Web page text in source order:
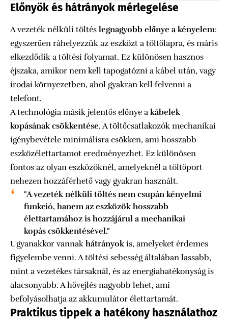
Előnyök és hátrányok mérlegelése
A vezeték nélküli töltés legnagyobb előnye a kényelem:
egyszerűen ráhelyezzük az eszközt a töltőlapra, és máris
elkezdődik a töltési folyamat. Ez különösen hasznos
éjszaka, amikor nem kell tapogatózni a kábel után, vagy
irodai környezetben, ahol gyakran kell felvenni a
telefont.
A technológia másik jelentős előnye a kábelek
kopásának csökkentése. A töltőcsatlakozók mechanikai
igénybevétele minimálisra csökken, ami hosszabb
eszközélettartamot eredményezhet. Ez különösen
fontos az olyan eszközöknél, amelyeknél a töltőport
nehezen hozzáférhető vagy gyakran használt.
"A vezeték nélküli töltés nem csupán kényelmi
funkció, hanem az eszközök hosszabb
élettartamához is hozzájárul a mechanikai
kopás csökkentésével."
Ugyanakkor vannak hátrányokis, amelyeket érdemes
figyelembe venni. A töltési sebesség általában lassabb,
mint a vezetékes társaknál, és az energiahatékonyság is
alacsonyabb. A hővejlés nagyobb lehet, ami
befolyásolhatja az akkumulátor élettartamát.
Praktikus tippek a hatékony használathoz